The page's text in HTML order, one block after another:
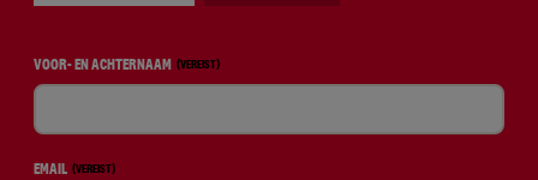
VOOR- EN ACHTERNAAM (VEREIST)
EMAIL (VEREIST)